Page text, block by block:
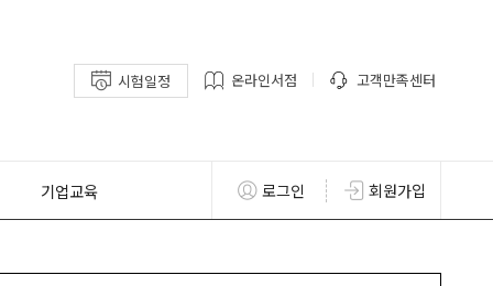
시험일정 온라인서점 고객만족센터
기업교육 로그인 회원가입